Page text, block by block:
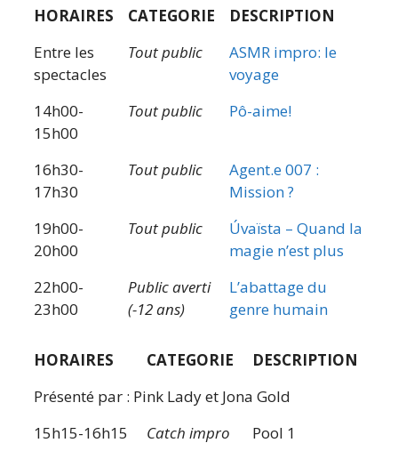
HORAIRES CATEGORIE
DESCRIPTION
Entre les
spectacles
Tout public
ASMR impro: le
voyage
14h00-
15h00
Tout public Pô-aime!
16h30-
17h30
Tout public
Agent.e 007 :
Mission ?
19h00-
20h00
Tout public
Úvaïsta – Quand la
magie n’est plus
22h00-
23h00
Public averti
(-12 ans)
L’abattage du
genre humain
HORAIRES CATEGORIE
DESCRIPTION
Présenté par : Pink Lady et Jona Gold
15h15-16h15
Catch impro
Pool 1